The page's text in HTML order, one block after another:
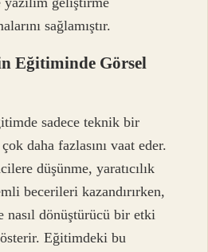
sağlamıştır.
Eğitiminde Görsel
sadece teknik bir
daha fazlasını vaat eder.
düşünme, yaratıcılık
becerileri kazandırırken,
dönüştürücü bir etki
Eğitimdeki bu